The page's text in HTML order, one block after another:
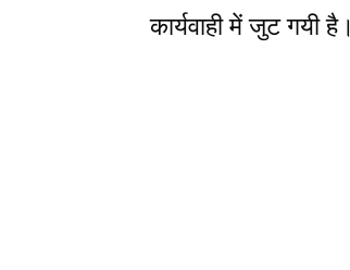
कार्यवाही में जुट गयी है।